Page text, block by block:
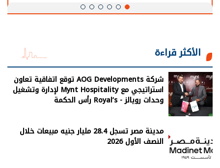
الأكثر قراءة
شركة AOG Developments توقع اتفاقية تعاون
استراتيجي مع Mynt Hospitality لإدارة وتشغيل
وحدات رويالز - Royal’s رأس الحكمة
مدينة مصر تسجل 28.4 مليار جنيه مبيعات خلال
النصف الأول 2026